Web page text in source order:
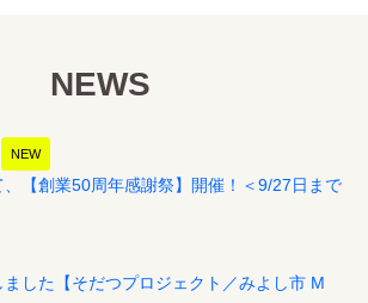
NEWS
NEW
、【創業50周年感謝祭】開催！＜9/27日まで
した【そだつプロジェクト／みよし市 M